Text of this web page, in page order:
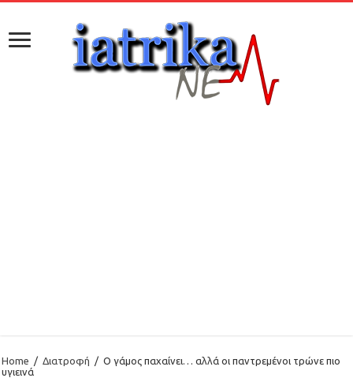
Home / Διατροφή / Ο γάμος παχαίνει… αλλά οι παντρεμένοι τρώνε πιο
υγιεινά